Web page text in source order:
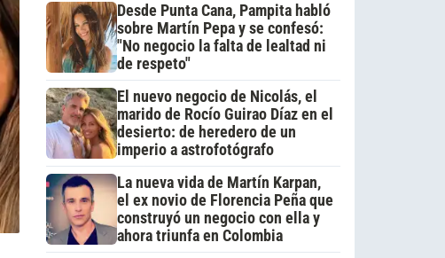
Desde Punta Cana, Pampita habló
sobre Martín Pepa y se confesó:
"No negocio la falta de lealtad ni
de respeto"
El nuevo negocio de Nicolás, el
marido de Rocío Guirao Díaz en el
desierto: de heredero de un
imperio a astrofotógrafo
La nueva vida de Martín Karpan,
el ex novio de Florencia Peña que
construyó un negocio con ella y
ahora triunfa en Colombia